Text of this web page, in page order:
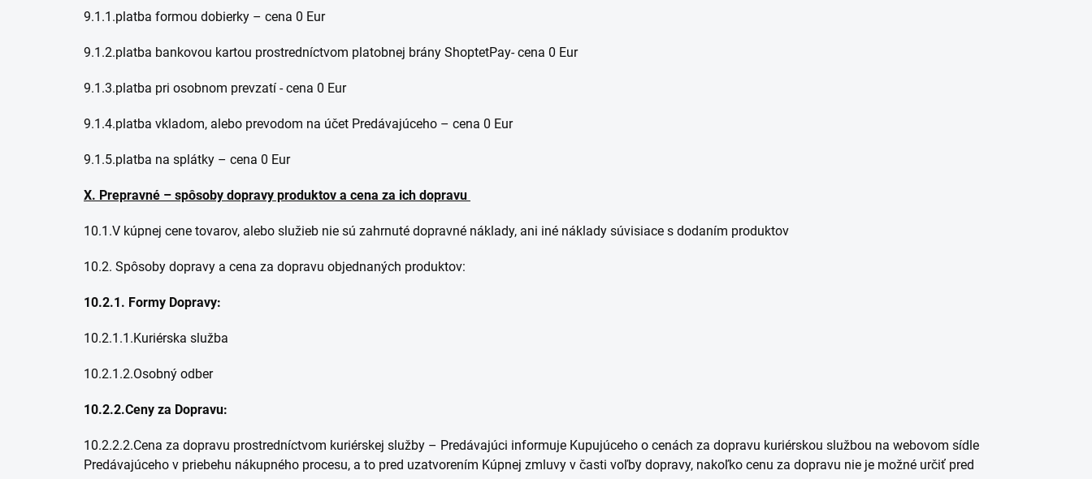
9.1.1.platba formou dobierky – cena 0 Eur
9.1.2.platba bankovou kartou prostredníctvom platobnej brány ShoptetPay- cena 0 Eur
9.1.3.platba pri osobnom prevzatí - cena 0 Eur
9.1.4.platba vkladom, alebo prevodom na účet Predávajúceho – cena 0 Eur
9.1.5.platba na splátky – cena 0 Eur
X. Prepravné – spôsoby dopravy produktov a cena za ich dopravu
10.1.V kúpnej cene tovarov, alebo služieb nie sú zahrnuté dopravné náklady, ani iné náklady súvisiace s dodaním produktov
10.2. Spôsoby dopravy a cena za dopravu objednaných produktov:
10.2.1. Formy Dopravy:
10.2.1.1.Kuriérska služba
10.2.1.2.Osobný odber
10.2.2.Ceny za Dopravu:
10.2.2.2.Cena za dopravu prostredníctvom kuriérskej služby – Predávajúci informuje Kupujúceho o cenách za dopravu kuriérskou službou na webovom sídle
Predávajúceho v priebehu nákupného procesu, a to pred uzatvorením Kúpnej zmluvy v časti voľby dopravy, nakoľko cenu za dopravu nie je možné určiť pred